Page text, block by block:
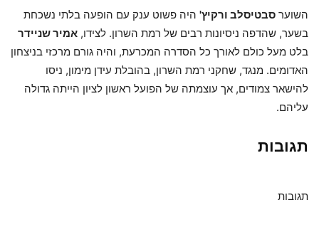
השוער סבטיסלב ורקיץ' היה פשוט ענק עם הופעה בלתי נשכחת
בשער, שהדפה ניסיונות רבים של רמת השרון. לצידו, אמיר שניידר
בלט מעל כולם לאורך כל הסדרה המכרעת, והיה גורם מרכזי בניצחון
האדומים. מנגד, שחקני רמת השרון, בהובלת עידן מימון, ניסו
להישאר צמודים, אך עוצמתה של הפועל ראשון לציון הייתה גדולה
עליהם.
תגובות
תגובות